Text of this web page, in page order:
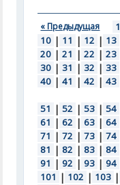
« Предыдущая 1
10 | 11 | 12 | 13
20 | 21 | 22 | 23
30 | 31 | 32 | 33
40 | 41 | 42 | 43
51 | 52 | 53 | 54
61 | 62 | 63 | 64
71 | 72 | 73 | 74
81 | 82 | 83 | 84
91 | 92 | 93 | 94
101 | 102 | 103 |